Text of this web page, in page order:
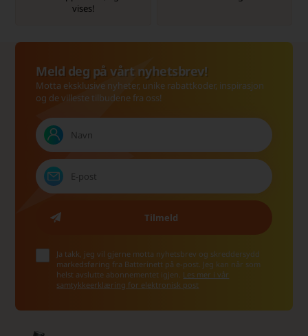
vises!
Meld deg på vårt nyhetsbrev!
Motta eksklusive nyheter, unike rabattkoder, inspirasjon
og de villeste tilbudene fra oss!
Ja takk, jeg vil gjerne motta nyhetsbrev og skreddersydd
markedsføring fra Batterinett på e-post. Jeg kan når som
helst avslutte abonnementet igjen. Les mer i vår
samtykkeerklæring for elektronisk post